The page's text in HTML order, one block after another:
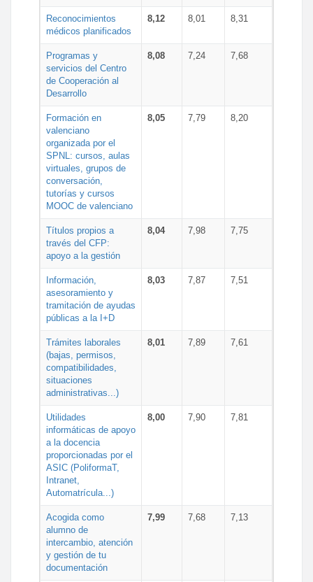
Reconocimientos
médicos planificados
8,12 8,01 8,31
Programas y
servicios del Centro
de Cooperación al
Desarrollo
8,08 7,24 7,68
Formación en
valenciano
organizada por el
SPNL: cursos, aulas
virtuales, grupos de
conversación,
tutorías y cursos
MOOC de valenciano
8,05 7,79 8,20
Títulos propios a
través del CFP:
apoyo a la gestión
8,04 7,98 7,75
Información,
asesoramiento y
tramitación de ayudas
públicas a la I+D
8,03 7,87 7,51
Trámites laborales
(bajas, permisos,
compatibilidades,
situaciones
administrativas...)
8,01 7,89 7,61
Utilidades
informáticas de apoyo
a la docencia
proporcionadas por el
ASIC (PoliformaT,
Intranet,
Automatrícula...)
8,00 7,90 7,81
Acogida como
alumno de
intercambio, atención
y gestión de tu
documentación
7,99 7,68 7,13